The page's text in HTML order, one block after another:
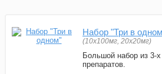
Набор "Три в
(10x100мг, 20x20мг)
Большой набор из 3-х
препаратов.